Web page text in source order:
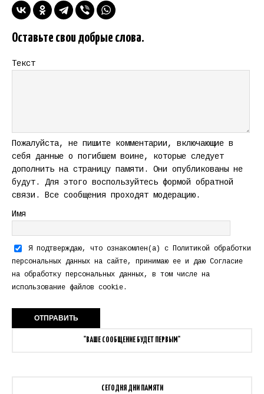
Оставьте свои добрые слова.
Текст
Пожалуйста, не пишите комментарии, включающие в
себя данные о погибшем воине, которые следует
дополнить на страницу памяти. Они опубликованы не
будут. Для этого воспользуйтесь формой обратной
связи. Все сообщения проходят модерацию.
Имя
Я подтверждаю, что ознакомлен(а) с Политикой обработки
персональных данных на сайте, принимаю ее и даю Согласие
на обработку персональных данных, в том числе на
использование файлов cookie.
"ВАШЕ СООБЩЕНИЕ БУДЕТ ПЕРВЫМ"
СЕГОДНЯ ДНИ ПАМЯТИ